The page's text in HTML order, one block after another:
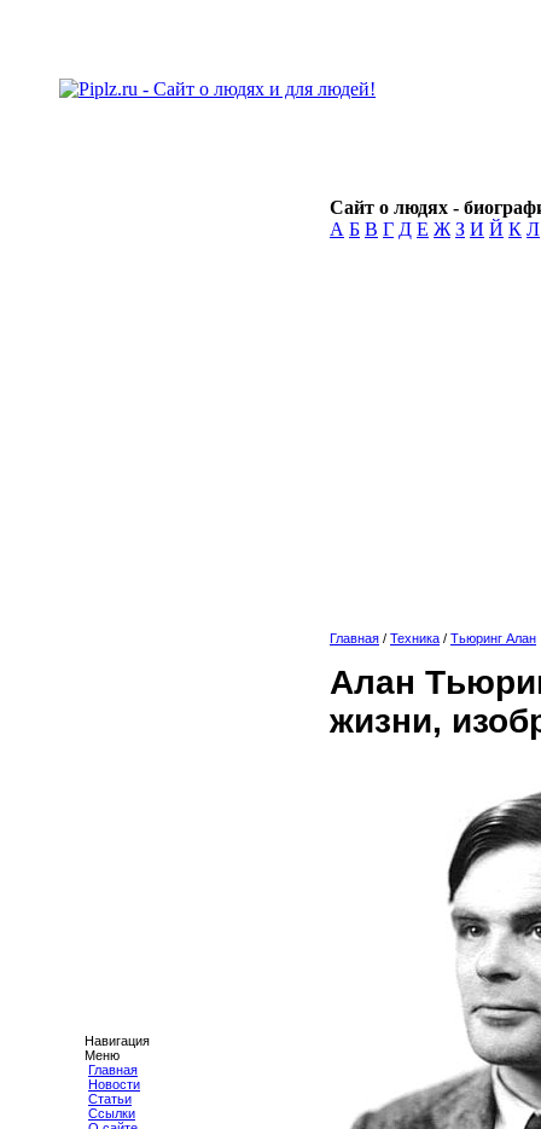
Сайт о людях -
А Б В Г Д Е Ж З И Й К Л
Навигация
Меню
Главная
Новости
Статьи
Ссылки
Главная / Техника / Тьюринг Алан
Алан
жизни,